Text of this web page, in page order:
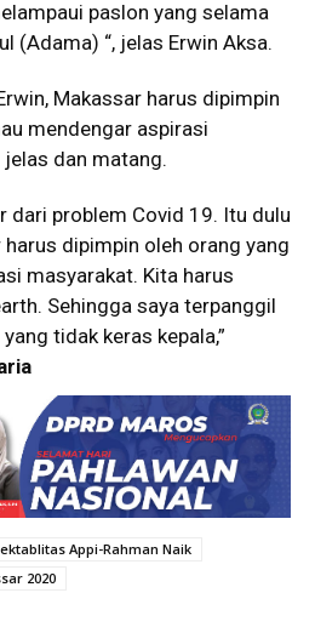
paslon yang selama
(Adama) “, jelas Erwin Aksa.
Makassar harus dipimpin
mendengar aspirasi
dan matang.
dari problem Covid 19. Itu dulu
dipimpin oleh orang yang
masyarakat. Kita harus
Sehingga saya terpanggil
tidak keras kepala,”
Appi-Rahman Naik
2020